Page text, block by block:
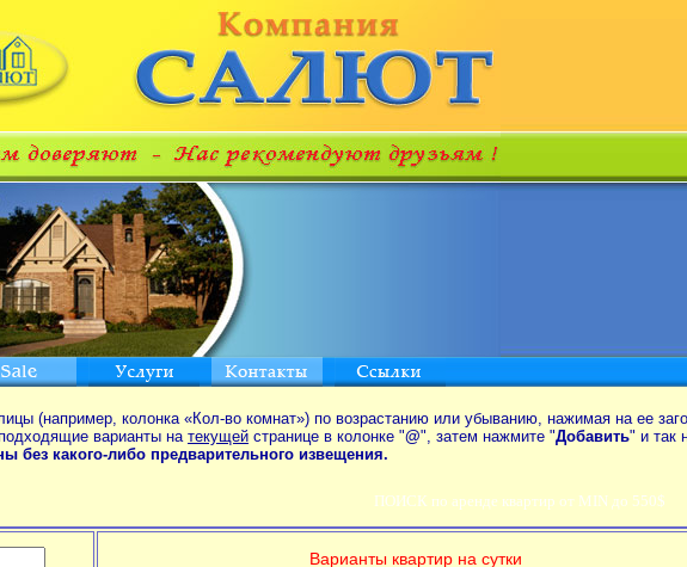
(например, колонка «Кол-во комнат») по возрастанию или убыванию, нажимая на ее
варианты на текущей странице в колонке "@", затем нажмите "Добавить" и так
без какого-либо предварительного извещения.
ПОИСК по аренде квартир от MIN до 550$
Варианты квартир на сутки